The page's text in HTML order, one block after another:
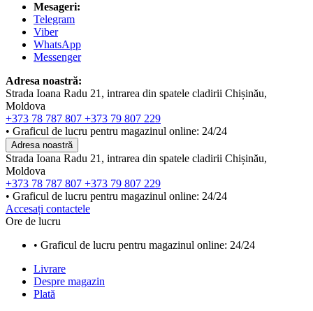
Mesageri:
Telegram
Viber
WhatsApp
Messenger
Adresa noastră:
Strada Ioana Radu 21, intrarea din spatele cladirii Chișinău,
Moldova
+373 78 787 807 +373 79 807 229
• Graficul de lucru pentru magazinul online: 24/24
Adresa noastră
Strada Ioana Radu 21, intrarea din spatele cladirii Chișinău,
Moldova
+373 78 787 807 +373 79 807 229
• Graficul de lucru pentru magazinul online: 24/24
Accesați contactele
Ore de lucru
• Graficul de lucru pentru magazinul online: 24/24
Livrare
Despre magazin
Plată